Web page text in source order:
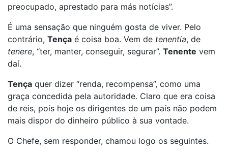
preocupado, aprestado para más notícias”.
É uma sensação que ninguém gosta de viver. Pelo
contrário, Tença é coisa boa. Vem de tenentia, de
tenere, “ter, manter, conseguir, segurar”. Tenente vem
daí.
Tença quer dizer “renda, recompensa”, como uma
graça concedida pela autoridade. Claro que era coisa
de reis, pois hoje os dirigentes de um país não podem
mais dispor do dinheiro público à sua vontade.
O Chefe, sem responder, chamou logo os seguintes.